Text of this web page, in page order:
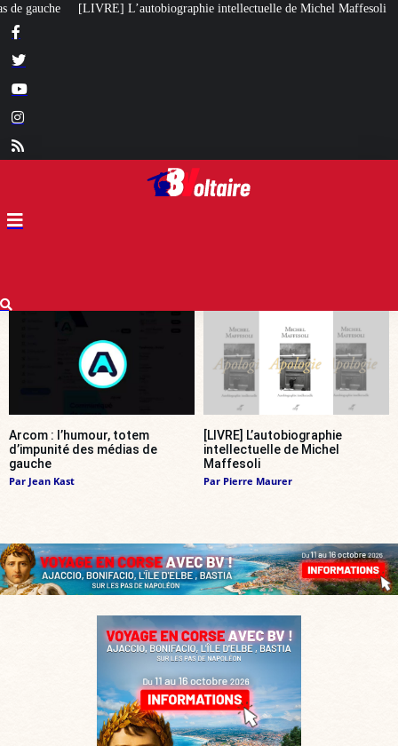
intellectuelle de Michel Maffesoli Pour regagner son influence
Arcom : l’humour, totem
d’impunité des médias de
gauche
Par Jean Kast
[LIVRE] L’autobiographie
intellectuelle de Michel
Maffesoli
Par Pierre Maurer